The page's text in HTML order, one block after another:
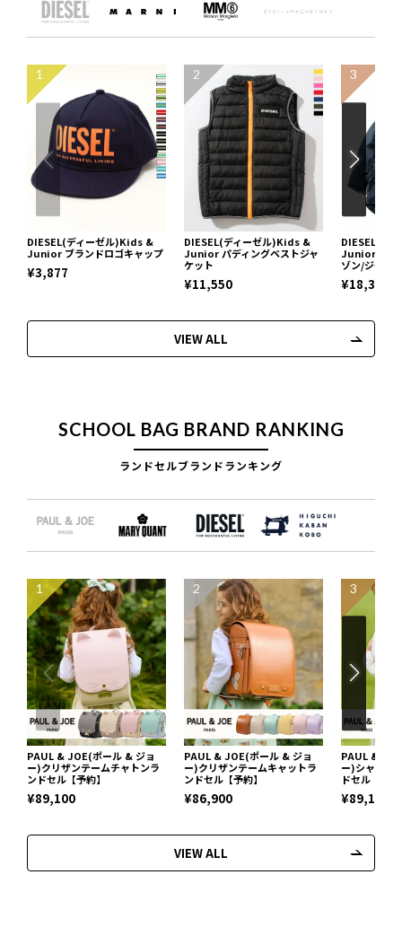
1
DIESEL(ディーゼル)Kids &
Junior ブランドロゴキャップ
¥3,877
2
DIESEL(ディーゼル)Kids &
Junior パディングベストジャ
ケット
¥11,550
3
DIESEL(デ
Junior フー
ゾン/ジャケ
¥18,392
VIEW ALL
SCHOOL BAG BRAND RANKING
ランドセルブランドランキング
1
PAUL & JOE(ポール & ジョ
ー)クリザンテームチャトンラ
ンドセル【予約】
¥89,100
2
PAUL & JOE(ポール & ジョ
ー)クリザンテームキャットラ
ンドセル【予約】
¥86,900
3
PAUL &
ー)シャトン
ドセル【予
¥89,100
VIEW ALL